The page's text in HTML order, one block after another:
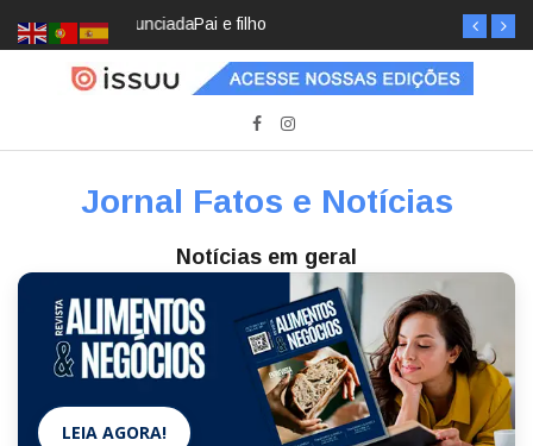
Pai e filho
Jornal Fatos e Notícias
Notícias em geral
LEIA AGORA!